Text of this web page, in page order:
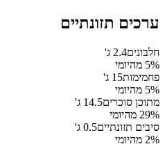
ערכים תזונתיים
חלבונים2.4 ג'
5% מהיומי
פחמימות15 ג'
5% מהיומי
מתוכן סוכרים14.5 ג'
29% מהיומי
סיבים תזונתיים0.5 ג'
2% מהיומי